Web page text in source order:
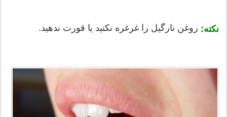
نکته: روغن نارگیل را غرغره نکنید یا قورت ندهید.